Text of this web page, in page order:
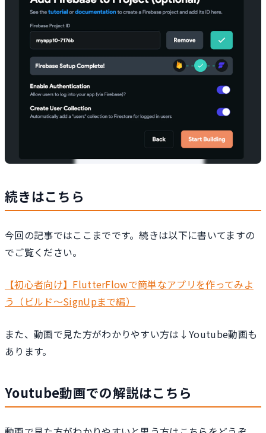
続きはこちら
今回の記事ではここまでです。続きは以下に書いてますの
でご覧ください。
【初心者向け】FlutterFlowで簡単なアプリを作ってみよ
う（ビルド〜SignUpまで編）
また、動画で見た方がわかりやすい方は↓Youtube動画も
あります。
Youtube動画での解説はこちら